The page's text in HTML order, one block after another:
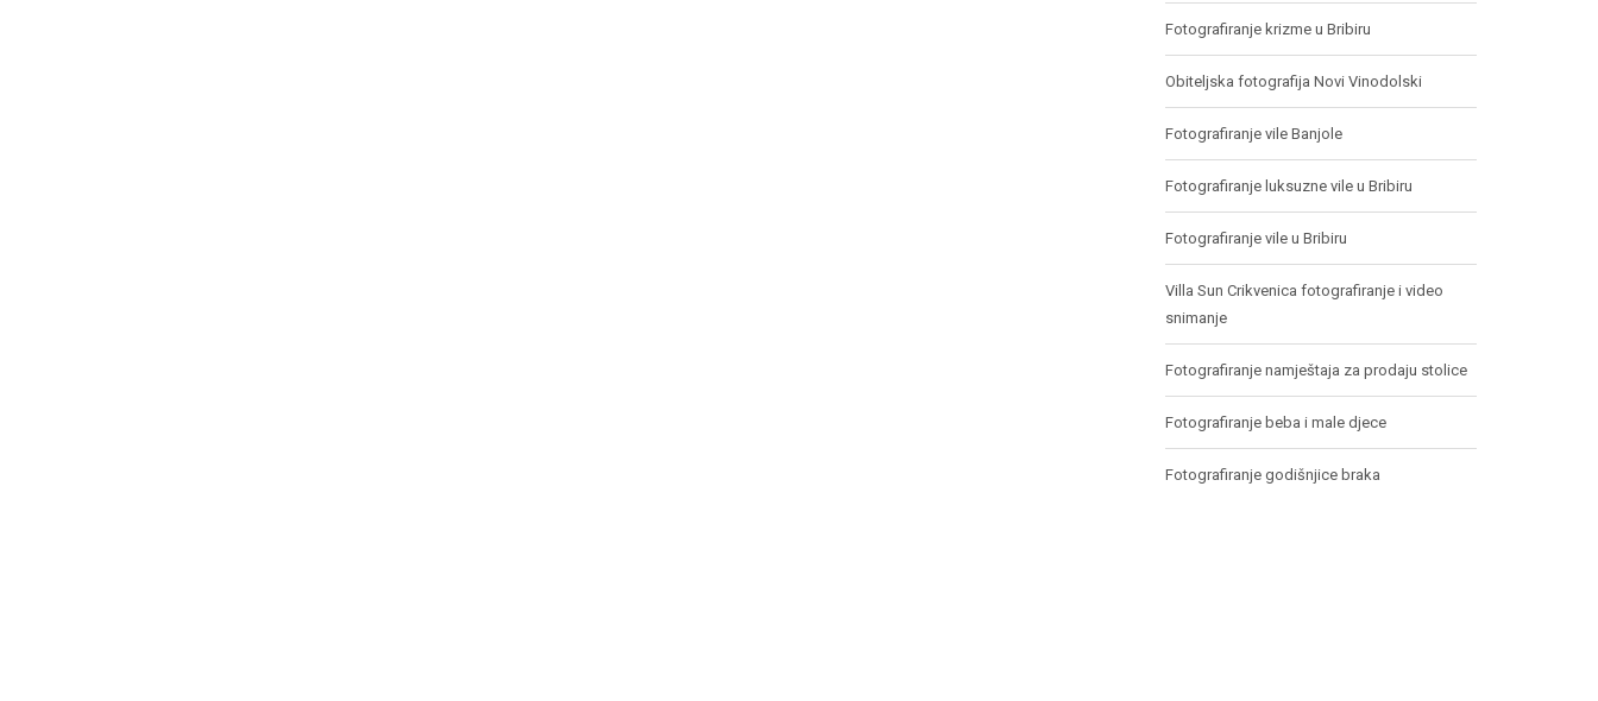
Fotografiranje krizme u Bribiru
Obiteljska fotografija Novi Vinodolski
Fotografiranje vile Banjole
Fotografiranje luksuzne vile u Bribiru
Fotografiranje vile u Bribiru
Villa Sun Crikvenica fotografiranje i video
snimanje
Fotografiranje namještaja za prodaju stolice
Fotografiranje beba i male djece
Fotografiranje godišnjice braka